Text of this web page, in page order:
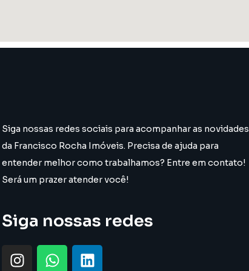
Siga nossas redes sociais para acompanhar as novidades
da Francisco Rocha Imóveis. Precisa de ajuda para
entender melhor como trabalhamos? Entre em contato!
Será um prazer atender você!
Siga nossas redes